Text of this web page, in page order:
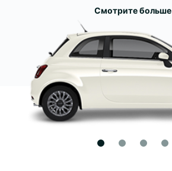
Смотрите больше